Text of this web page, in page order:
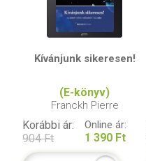
Kívánjunk sikeresen!
(E-könyv)
Franckh Pierre
Korábbi ár:
904 Ft
Online ár:
1 390 Ft